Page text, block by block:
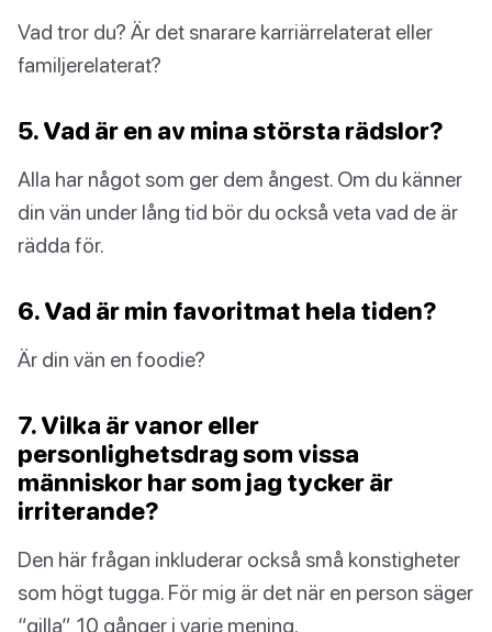
Vad tror du? Är det snarare karriärrelaterat eller
familjerelaterat?
5. Vad är en av mina största rädslor?
Alla har något som ger dem ångest. Om du känner
din vän under lång tid bör du också veta vad de är
rädda för.
6. Vad är min favoritmat hela tiden?
Är din vän en foodie?
7. Vilka är vanor eller
personlighetsdrag som vissa
människor har som jag tycker är
irriterande?
Den här frågan inkluderar också små konstigheter
som högt tugga. För mig är det när en person säger
“gilla” 10 gånger i varje mening.